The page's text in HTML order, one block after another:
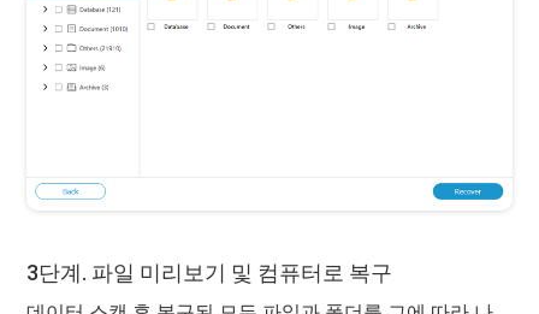
3단계. 파일 미리보기 및 컴퓨터로 복구